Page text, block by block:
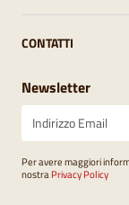
CONTATTI
Newsletter
Per avere maggiori
nostraPrivacy Policy